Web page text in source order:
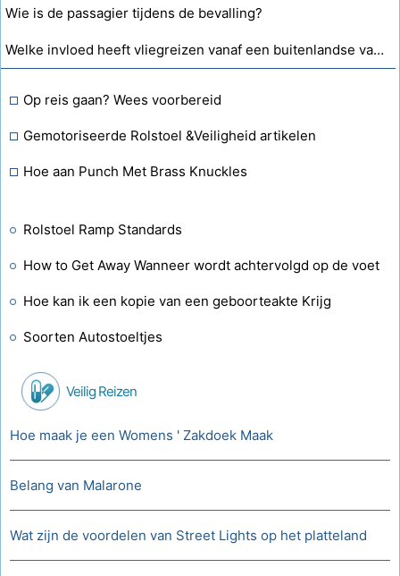
Wie is de passagier tijdens de bevalling?
Welke invloed heeft vliegreizen vanaf een buitenlandse vakantie op de menstruatiecyclus?
Op reis gaan? Wees voorbereid
Gemotoriseerde Rolstoel &Veiligheid artikelen
Hoe aan Punch Met Brass Knuckles
Rolstoel Ramp Standards
How to Get Away Wanneer wordt achtervolgd op de voet
Hoe kan ik een kopie van een geboorteakte Krijg
Soorten Autostoeltjes
Veilig Reizen
Hoe maak je een Womens ' Zakdoek Maak
Belang van Malarone
Wat zijn de voordelen van Street Lights op het platteland